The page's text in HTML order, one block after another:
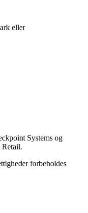
eller
Systems og
forbeholdes